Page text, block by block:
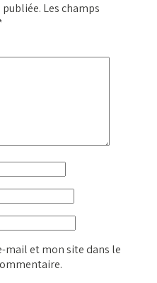
publiée. Les champs
mail et mon site dans le